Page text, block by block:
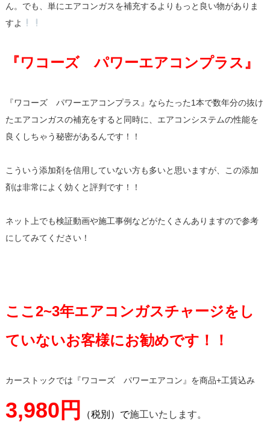
ん。でも、単にエアコンガスを補充するよりもっと良い物がありま
すよ
『ワコーズ パワーエアコンプラス』
『ワコーズ パワーエアコンプラス』ならたった1本で数年分の抜け
たエアコンガスの補充をすると同時に、エアコンシステムの性能を
良くしちゃう秘密があるんです！！
こういう添加剤を信用していない方も多いと思いますが、この添加
剤は非常によく効くと評判です！！
ネット上でも検証動画や施工事例などがたくさんありますので参考
にしてみてください！
ここ2~3年エアコンガスチャージをし
ていないお客様にお勧めです！！
カーストックでは『ワコーズ パワーエアコン』を商品+工賃込み
3,980円 （税別） で施工いたします。